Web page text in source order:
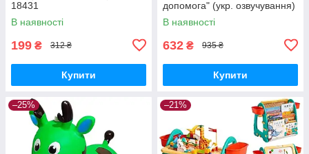
18431
В наявності
199 ₴ 312 ₴
Купити
допомога" (укр. озвучування)
арт. 46349
В наявності
632 ₴ 935 ₴
Купити
–25% –21%